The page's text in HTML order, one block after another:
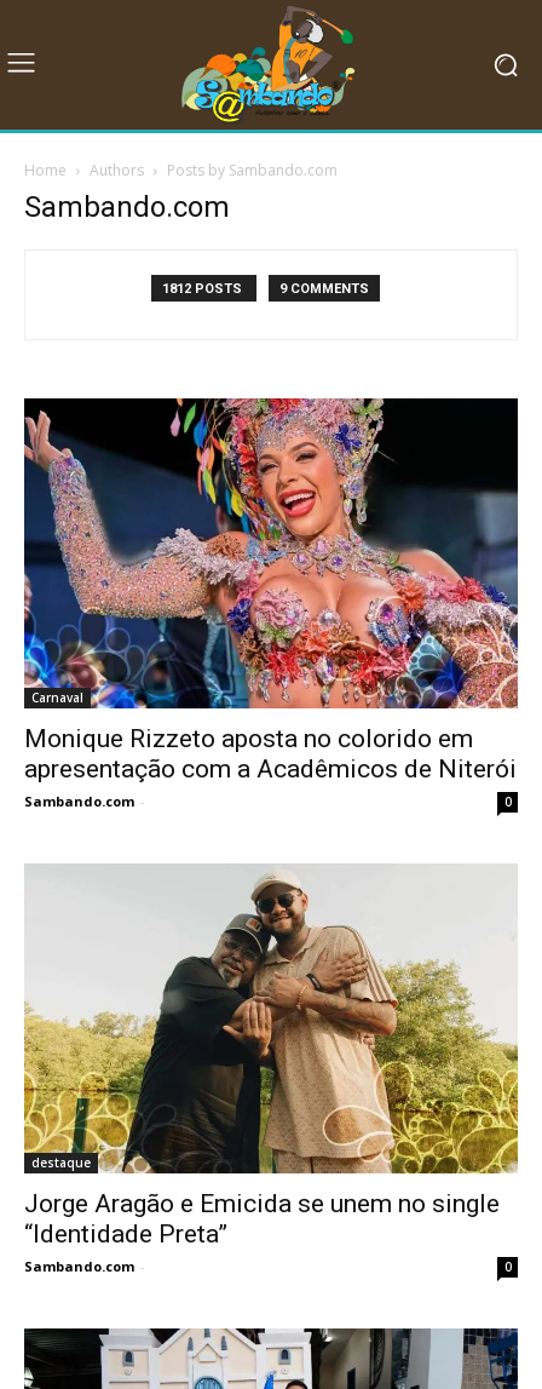
Home Authors Posts by Sambando.com
Sambando.com
1812 POSTS 9 COMMENTS
Carnaval
Monique Rizzeto aposta no colorido em
apresentação com a Acadêmicos de Niterói
Sambando.com - 0
destaque
Jorge Aragão e Emicida se unem no single
“Identidade Preta”
Sambando.com - 0